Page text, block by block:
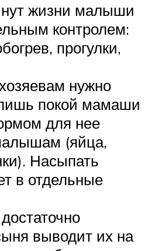
жизни малыши
контролем:
прогулки,
нужно
покой мамаши
для нее
(яйца,
Насыпать
в отдельные
выводит их на